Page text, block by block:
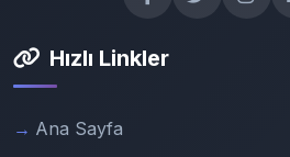
Hızlı Linkler
Ana Sayfa